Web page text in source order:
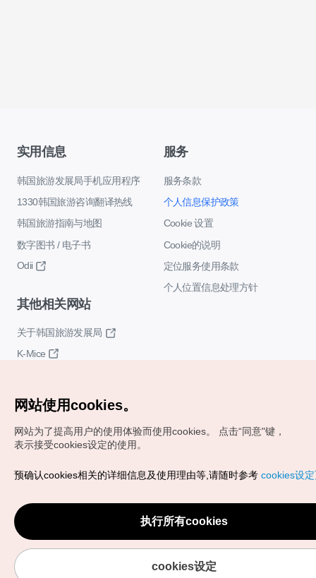
实用信息
韩国旅游发展局手机应用程序
1330韩国旅游咨询翻译热线
韩国旅游指南与地图
数字图书 / 电子书
Odii
服务
服务条款
个人信息保护政策
Cookie 设置
Cookie的说明
定位服务使用条款
个人位置信息处理方针
其他相关网站
关于韩国旅游发展局
K-Mice
Copyrights (c) 韩国旅游发展局版权所有
VISITKOREA官方邮箱
chnsim@knto.or.kr
网站使用cookies。
网站为了提高用户的使用体验而使用cookies。
点击“同意"键，
表示接受cookies设定的使用。
预确认cookies相关的详细信息及使用理由等,请随时参考 cookies设
执行所有cookies
cookies设定